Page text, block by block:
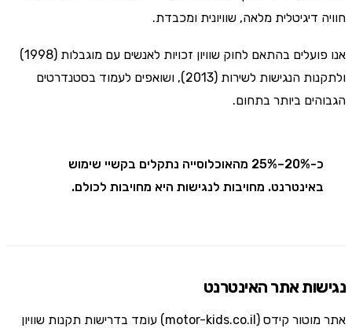
חוויה דיגיטלית מלאה, שוויונית ומכבדת.
אנו פועלים בהתאם לחוק שוויון זכויות לאנשים עם מוגבלות (1998)
ולתקנות הנגישות לשירות (2013), ושואפים לעמוד בסטנדרטים
הגבוהים ביותר בתחום.
כ-20%–25% מהאוכלוסייה נתקלים בקשיי שימוש
באינטרנט. מחויבות לנגישות היא מחויבות לכולם.
נגישות אתר האינטרנט
אתר מוטור קידס (motor-kids.co.il) עומד בדרישות תקנות שוויון